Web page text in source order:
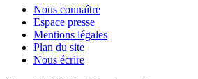
Nous connaître
Espace presse
Mentions légales
Plan du site
Nous écrire